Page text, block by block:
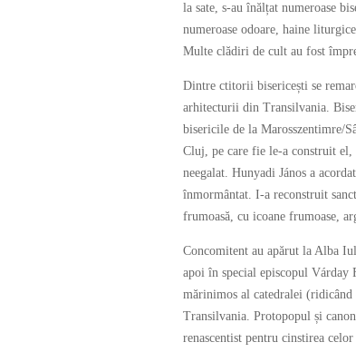
la sate, s-au înălțat numeroase
numeroase odoare, haine
Multe clădiri de cult au fost
Dintre ctitorii bisericești se
arhitecturii din Transilvania.
bisericile de la Marosszentimre/
Cluj, pe care fie le-a construit
neegalat. Hunyadi János a
înmormântat. I-a reconstruit
frumoasă, cu icoane frumoase,
Concomitent au apărut la Alba
apoi în special episcopul Várday
mărinimos al catedralei
Transilvania. Protopopul și
renascentist pentru cinstirea